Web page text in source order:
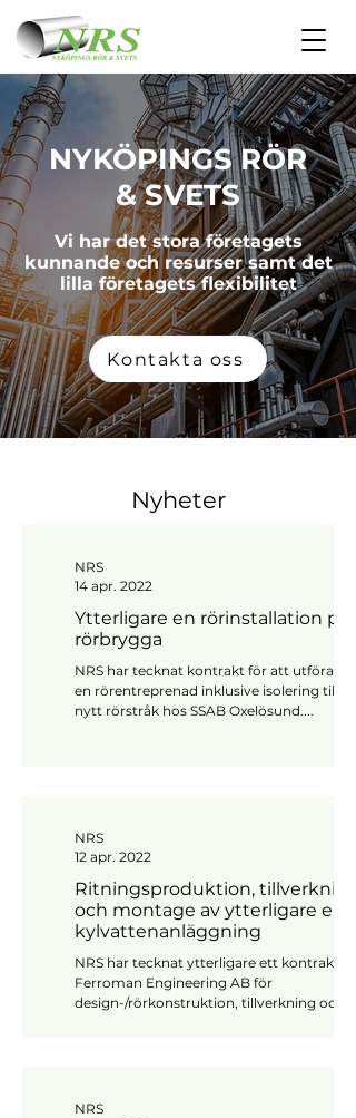
NYKÖPINGS RÖR
& SVETS
Vi har det stora företagets
kunnande och resurser samt det
lilla företagets flexibilitet
Kontakta oss
Ytterligare en rörinstallation på
rörbrygga
NRS har tecknat kontrakt för att utföra
en rörentreprenad inklusive isolering till ett
nytt rörstråk hos SSAB Oxelösund....
NRS
14 apr. 2022
Ritningsproduktion, tillverkning
och montage av ytterligare en
kylvattenanläggning
NRS har tecknat ytterligare ett kontrakt
Ferroman Engineering AB för
design-/rörkonstruktion, tillverkning och
NRS
12 apr. 2022
NRS
Nyheter